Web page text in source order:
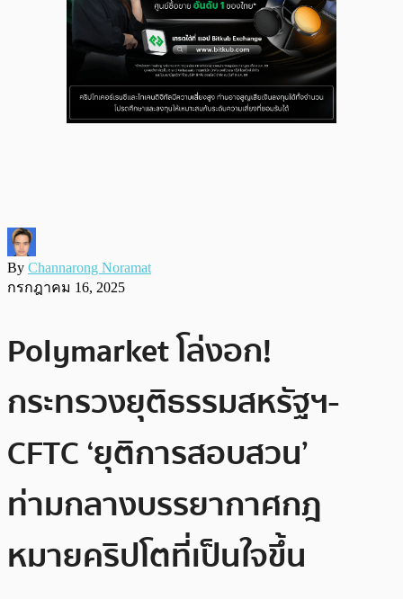
By Channarong Noramat
กรกฎาคม 16, 2025
Polymarket โล่งอก!
กระทรวงยุติธรรมสหรัฐฯ-
CFTC ‘ยุติการสอบสวน’
ท่ามกลางบรรยากาศกฎ
หมายคริปโตที่เป็นใจขึ้น